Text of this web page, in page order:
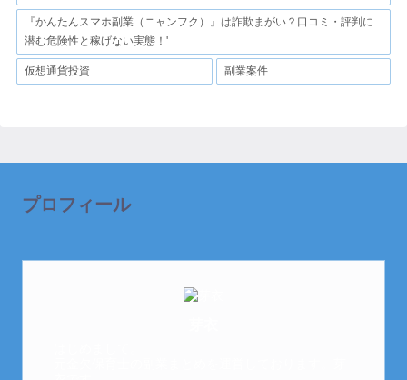
『かんたんスマホ副業（ニャンフク）』は詐欺まがい？口コミ・評判に
潜む危険性と稼げない実態！'
仮想通貨投資 副業案件
プロフィール